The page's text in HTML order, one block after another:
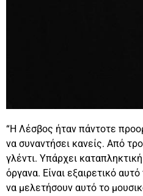
“Η Λέσβος ήταν πάντοτε
να συναντήσει κανείς. Από
γλέντι. Υπάρχει
όργανα. Είναι εξαιρετικό
να μελετήσουν αυτό το